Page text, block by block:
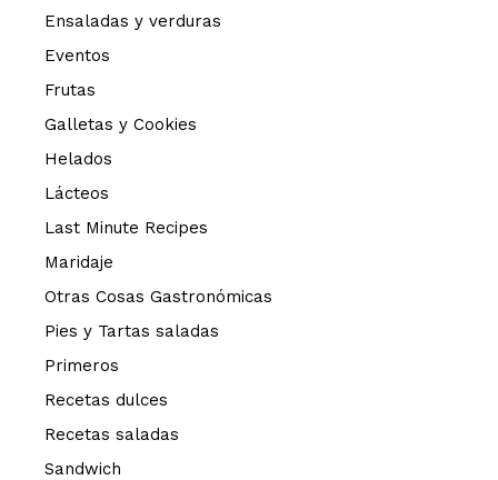
Ensaladas y verduras
Eventos
Frutas
Galletas y Cookies
Helados
Lácteos
Last Minute Recipes
Maridaje
Otras Cosas Gastronómicas
Pies y Tartas saladas
Primeros
Recetas dulces
Recetas saladas
Sandwich